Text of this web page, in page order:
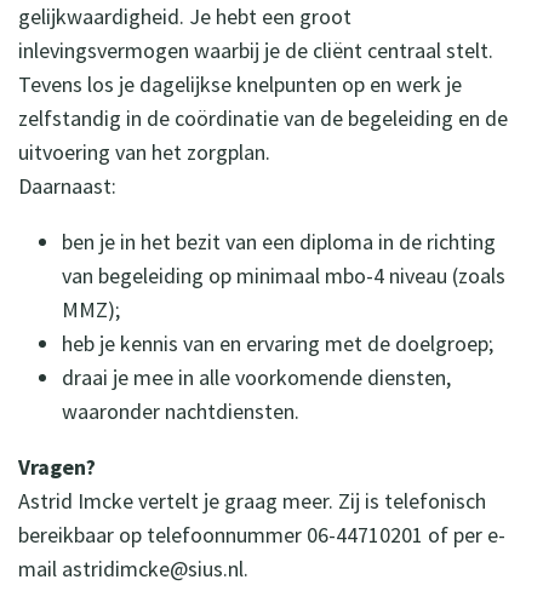
gelijkwaardigheid. Je hebt een groot
inlevingsvermogen waarbij je de cliënt centraal stelt.
Tevens los je dagelijkse knelpunten op en werk je
zelfstandig in de coördinatie van de begeleiding en de
uitvoering van het zorgplan.
Daarnaast:
ben je in het bezit van een diploma in de richting
van begeleiding op minimaal mbo-4 niveau (zoals
MMZ);
heb je kennis van en ervaring met de doelgroep;
draai je mee in alle voorkomende diensten,
waaronder nachtdiensten.
Vragen?
Astrid Imcke vertelt je graag meer. Zij is telefonisch
bereikbaar op telefoonnummer 06-44710201 of per e-
mail astridimcke@sius.nl.